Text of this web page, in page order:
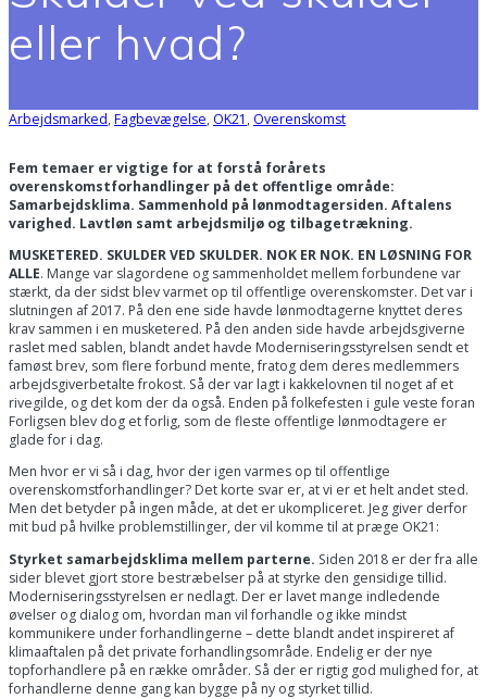
eller hvad?
Arbejdsmarked,Fagbevægelse, OK21 , Overenskomst
Fem temaer er vigtige for at forstå forårets
overenskomstforhandlinger på det offentlige område:
Samarbejdsklima. Sammenhold på lønmodtagersiden. Aftalens
varighed. Lavtløn samt arbejdsmiljø og tilbagetrækning.
MUSKETERED. SKULDER VED SKULDER. NOK ER NOK. EN LØSNING FOR
ALLE. Mange var slagordene og sammenholdet mellem forbundene var
stærkt, da der sidst blev varmet op til offentlige overenskomster. Det var i
slutningen af 2017. På den ene side havde lønmodtagerne knyttet deres
krav sammen i en musketered. På den anden side havde arbejdsgiverne
raslet med sablen, blandt andet havde Moderniseringsstyrelsen sendt et
famøst brev, som flere forbund mente, fratog dem deres medlemmers
arbejdsgiverbetalte frokost. Så der var lagt i kakkelovnen til noget af et
rivegilde, og det kom der da også. Enden på folkefesten i gule veste foran
Forligsen blev dog et forlig, som de fleste offentlige lønmodtagere er
glade for i dag.
Men hvor er vi så i dag, hvor der igen varmes op til offentlige
overenskomstforhandlinger? Det korte svar er, at vi er et helt andet sted.
Men det betyder på ingen måde, at det er ukompliceret. Jeg giver derfor
mit bud på hvilke problemstillinger, der vil komme til at præge OK21:
Styrket samarbejdsklima mellem parterne. Siden 2018 er der fra alle
sider blevet gjort store bestræbelser på at styrke den gensidige tillid.
Moderniseringsstyrelsen er nedlagt. Der er lavet mange indledende
øvelser og dialog om, hvordan man vil forhandle og ikke mindst
kommunikere under forhandlingerne – dette blandt andet inspireret af
klimaaftalen på det private forhandlingsområde. Endelig er der nye
topforhandlere på en række områder. Så der er rigtig god mulighed for, at
forhandlerne denne gang kan bygge på ny og styrket tillid.